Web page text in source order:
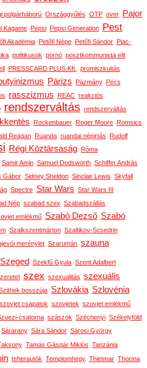
polgárháború Országgyűlés OTP over
Pajor
Kagame Pepsi Pepsi Generation Pest
Akadémia Petőfi Népe Petőfi Sándor
Piac-
politikusok pornó posztkommunista elit
PRESSCARD PLUS Kft.
promiszkuitás
Párizs Pázmány
Pécs
rasszizmus REAC reakciós
rendszerváltás rendszerváltás
Rockenbauer Roger Moore
Romsics
Reagan Ruanda ruandai népirtás
Rudolf
Régi Köztársaság
Róma
Samir Amin Samuel Dodsworth Schiffer András
Gábor Sidney Sheldon Sinclair Lewis Skyfall
Spectre Star Wars Star Wars III
Nép szabad szex Szabadszállás
emlékmű Szabó Dezső Szabó
Szalkszentmárton Szaltikov-Scsedrin
merénylet Szarumán szauna
Szeged Szekfű Gyula Szent Adalbert
szex szexualitás szexuális
bosszúja Szlovákia Szlovénia
szovjet csapatok szovjetek szovjet emlékmű
csatorna szászok Széchenyi Székelyföld
Sárarany Sára Sándor Sárosi György
Tamás Gáspár Miklós Tanzánia
teherautók Templomhegy Thietmar Thorma